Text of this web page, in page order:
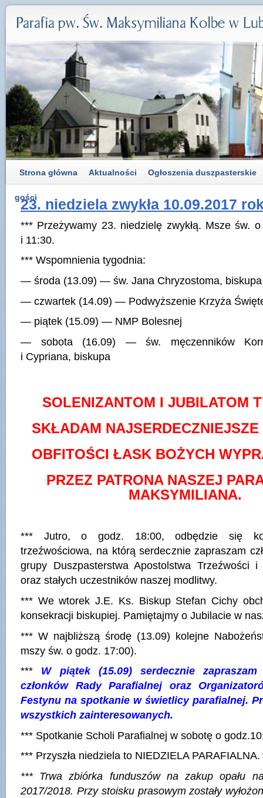
Strona główna Aktualności Ogłoszenia duszpasterskie
gości
23. niedziela zwykła 10.09.2017
*** Przeżywamy 23. niedzielę zwykłą. Msze św.
i 11:30.
*** Wspomnienia tygodnia:
— środa (13.09) — św. Jana Chryzostoma, biskupa
— czwartek (14.09) — Podwyższenie Krzyża
— piątek (15.09) — NMP Bolesnej
— sobota (16.09) — św. męczenników
i Cypriana, biskupa
SOLENIZANTOM I JUBILATOM
SKŁADAM
OBFITOŚCI ŁASK BOŻYCH
PRZEZ PATRONA NASZEJ
MAKSYMILIANA.
*** Jutro, o godz. 18:00, odbędzie się
trzeźwościowa, na którą serdecznie zapraszam
grupy Duszpasterstwa Apostolstwa Trzeźwości
oraz stałych uczestników naszej modlitwy.
*** We wtorek J.E. Ks. Biskup Stefan Cichy
konsekracji biskupiej. Pamiętajmy o Jubilacie w
*** W najbliższą środę (13.09) kolejne
mszy św. o godz. 17:00).
*** W piątek (15.09) serdecznie
członków Rady Parafialnej oraz
Festynu na spotkanie w świetlicy parafialnej.
wszystkich zainteresowanych.
*** Spotkanie Scholi Parafialnej w sobotę o
*** Przyszła niedziela to NIEDZIELA PARAFIALNA.
*** Trwa zbiórka funduszów na zakup opału
2017/2018. Przy stoisku prasowym zostały